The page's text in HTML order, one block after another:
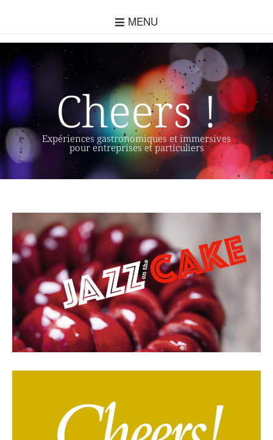
MENU
Cheers !
Expériences gastronomiques et immersives
pour entreprises et particuliers